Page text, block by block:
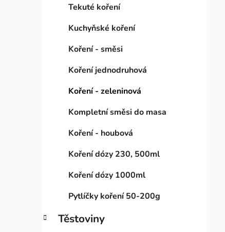
Tekuté koření
Kuchyňské koření
Koření - směsi
Koření jednodruhová
Koření - zeleninová
Kompletní směsi do masa
Koření - houbová
Koření dózy 230, 500ml
Koření dózy 1000ml
Pytlíčky koření 50-200g
Těstoviny